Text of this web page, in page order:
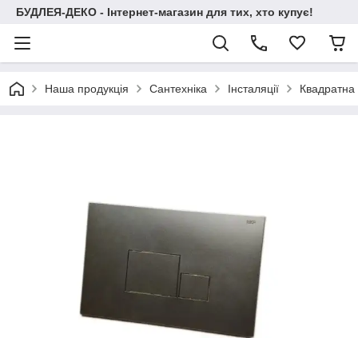
БУДЛЕЯ-ДЕКО - Інтернет-магазин для тих, хто купує!
Наша продукція Сантехніка Інсталяції Квадратна